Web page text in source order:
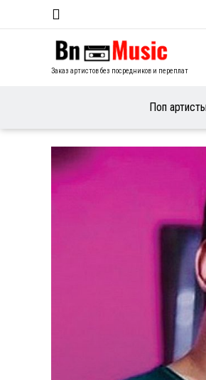
Заказ артистов без посредников и переплат
Поп артисты